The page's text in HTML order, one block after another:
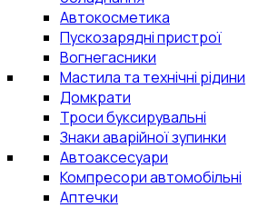
Автокосметика
Пускозарядні пристрої
Вогнегасники
Мастила та технічні рідини
Домкрати
Троси буксирувальні
Знаки аварійної зупинки
Автоаксесуари
Компресори автомобільні
Аптечки